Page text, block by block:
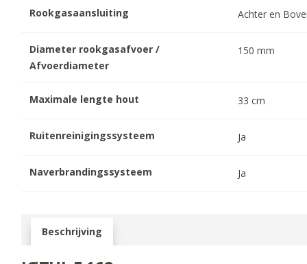
Rookgasaansluiting Achter en
Diameter rookgasafvoer /
Afvoerdiameter
150 mm
Maximale lengte hout 33 cm
Ruitenreinigingssysteem Ja
Naverbrandingssysteem Ja
Beschrijving